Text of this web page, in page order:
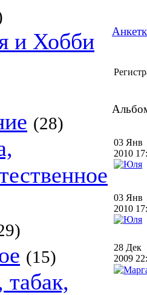
и Хобби
(28)
(15)
табак,
03 Янв
2010
03 Янв
2010
28 Дек
2009